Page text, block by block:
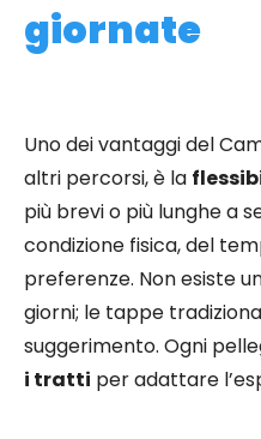
giornate
Uno dei vantaggi del
altri percorsi, è la
più brevi o più lunghe a
condizione fisica, del
preferenze. Non esiste
giorni; le tappe
suggerimento. Ogni
i tratti per adattare